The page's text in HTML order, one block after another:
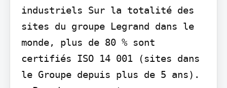
industriels Sur la totalité des
sites du groupe Legrand dans le
monde, plus de 80 % sont
certifiés ISO 14 001 (sites dans
le Groupe depuis plus de 5 ans).